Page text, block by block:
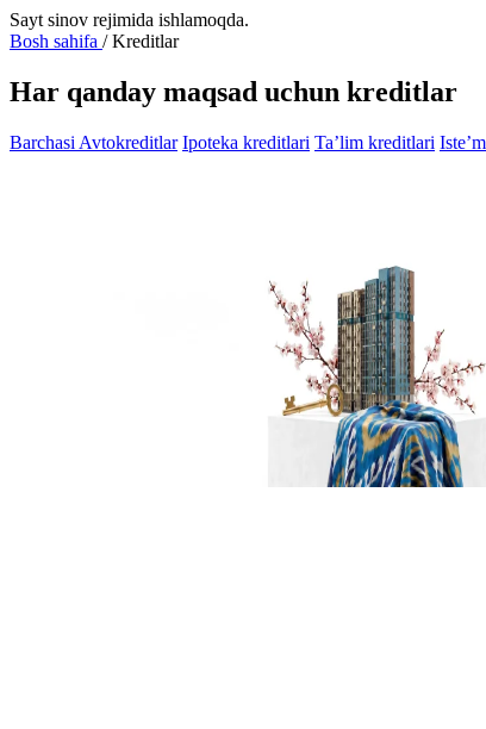
Sayt sinov rejimida ishlamoqda.
Bosh sahifa /Kreditlar
Har qanday maqsad uchun kreditlar
Barchasi Avtokreditlar Ipoteka kreditlari Ta’lim kreditlari